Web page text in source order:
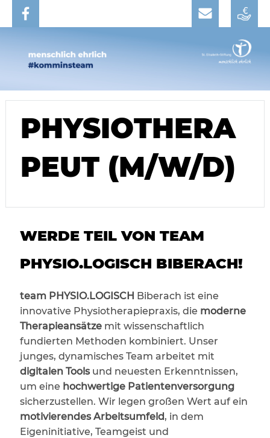
PHYSIOTHERA
PEUT (M/W/D)
WERDE TEIL VON TEAM
PHYSIO.LOGISCH BIBERACH!
team PHYSIO.LOGISCH Biberach ist eine
innovative Physiotherapiepraxis, die moderne
Therapieansätzemit wissenschaftlich
fundierten Methoden kombiniert. Unser
junges, dynamisches Team arbeitet mit
digitalen Toolsund neuesten Erkenntnissen,
um eine hochwertige Patientenversorgung
sicherzustellen. Wir legen großen Wert auf ein
motivierendes Arbeitsumfeld, in dem
Eigeninitiative, Teamgeist und